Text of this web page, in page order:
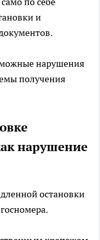
и
нарушения
получения
нарушение
остановки